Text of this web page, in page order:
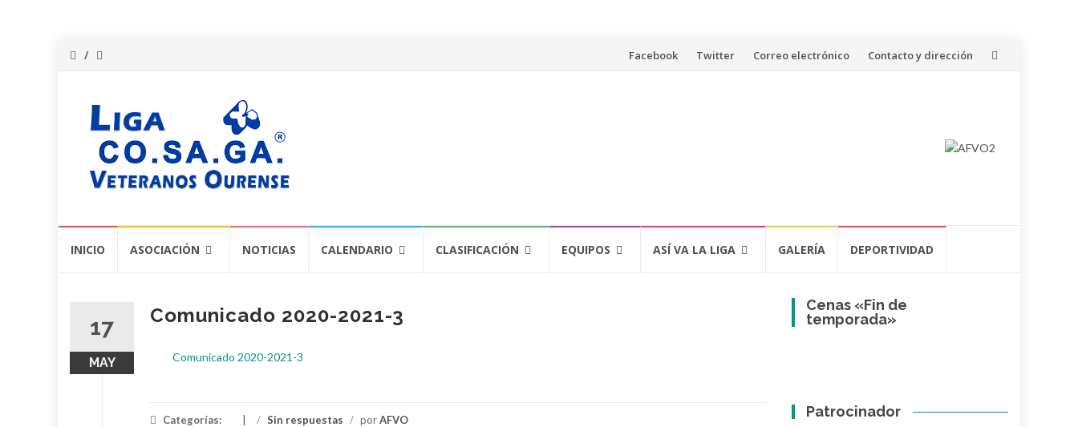
Saltar
Facebook Twitter Correo electrónico Contacto y dirección
INICIO ASOCIACIÓN NOTICIAS CALENDARIO CLASIFICACIÓN EQUIPOS ASÍ VA LA LIGA GALERÍA DEPORTIVIDAD
17
MAY
Comunicado 2020-2021-3
Comunicado 2020-2021-3
Categorías: / Sin respuestas / porAFVO
Cenas «Fin de
temporada»
Patrocinador